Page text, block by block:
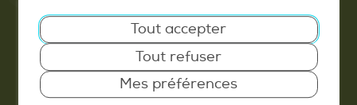
Commune de Conthey
Route de Savoie 54
1975 St-Séverin
T. 027 345 45 45
Tout accepter
Tout refuser
Mes préférences